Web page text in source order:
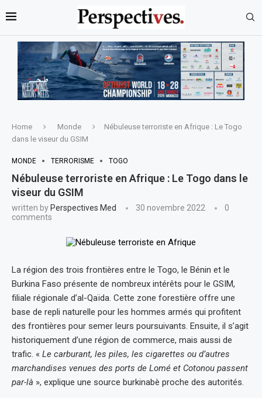
Home Monde
Nébuleuse terroriste en Afrique : Le Togo
dans le viseur du GSIM
MONDE TERRORISME TOGO
Nébuleuse terroriste en Afrique : Le Togo dans le
viseur du GSIM
written by Perspectives Med 30 novembre 2022
0
comments
La région des trois frontières entre le Togo, le Bénin et le
Burkina Faso présente de nombreux intérêts pour le GSIM,
filiale régionale d’al-Qaïda. Cette zone forestière offre une
base de repli naturelle pour les hommes armés qui profitent
des frontières pour semer leurs poursuivants. Ensuite, il s’agit
historiquement d’une région de commerce, mais aussi de
trafic. « Le carburant, les piles, les cigarettes ou d’autres
marchandises venues des ports de Lomé et Cotonou passent
par-là », explique une source burkinabè proche des autorités.